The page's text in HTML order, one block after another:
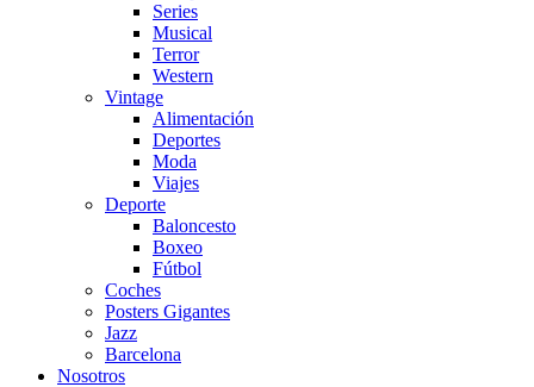
Series
Musical
Terror
Western
Vintage
Alimentación
Deportes
Moda
Viajes
Deporte
Baloncesto
Boxeo
Fútbol
Coches
Posters Gigantes
Jazz
Barcelona
Nosotros